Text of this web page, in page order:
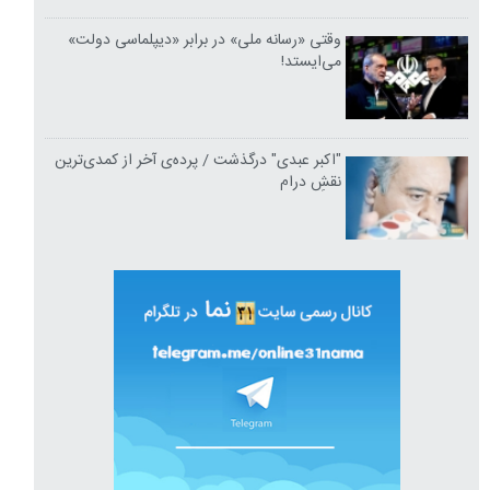
وقتی «رسانه ملی» در برابر «دیپلماسی دولت»
می‌ایستد!
"اکبر عبدی" درگذشت / پرده‌ی آخر از کمدی‌ترین
نقشِ درام